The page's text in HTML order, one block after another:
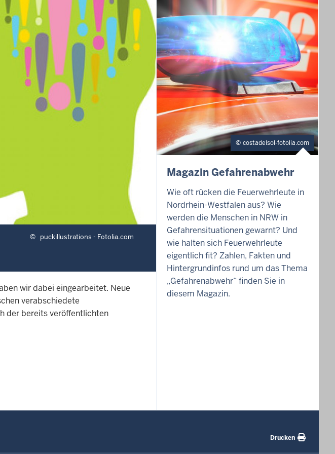
© puckillustrations - Fotolia.com
wir dabei eingearbeitet. Neue
verabschiedete
der bereits veröffentlichten
costadelsol-fotolia.com
Magazin Gefahrenabwehr
Wie oft rücken die Feuerwehrleute in
Nordrhein-Westfalen aus? Wie
werden die Menschen in NRW in
Gefahrensituationen gewarnt? Und
wie halten sich Feuerwehrleute
eigentlich fit? Zahlen, Fakten und
Hintergrundinfos rund um das Thema
„Gefahrenabwehr“ finden Sie in
diesem Magazin.
Drucken